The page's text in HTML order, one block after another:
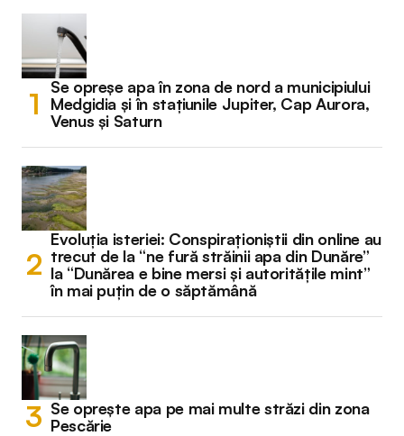
Se opreșe apa în zona de nord a municipiului
Medgidia și în stațiunile Jupiter, Cap Aurora,
Venus și Saturn
Evoluția isteriei: Conspiraționiștii din online au
trecut de la “ne fură străinii apa din Dunăre”
la “Dunărea e bine mersi și autoritățile mint”
în mai puțin de o săptămână
Se oprește apa pe mai multe străzi din zona
Pescărie